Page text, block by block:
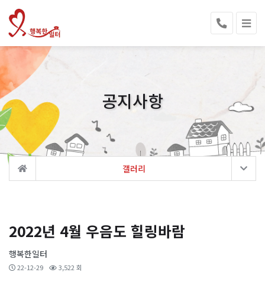
공지사항
갤러리
2022년 4월 우음도 힐링바람
행복한일터
22-12-29 3,522 회